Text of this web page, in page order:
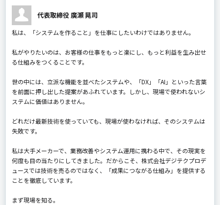
代表取締役 廣瀬 晃司
私は、「システムを作ること」を仕事にしたいわけではありません。
私がやりたいのは、お客様の仕事をもっと楽にし、もっと利益を生み出せ
る仕組みをつくることです。
世の中には、立派な機能を並べたシステムや、「DX」「AI」といった言葉
を前面に押し出した提案があふれています。しかし、現場で使われないシ
ステムに価値はありません。
どれだけ最新技術を使っていても、現場が使わなければ、そのシステムは
失敗です。
私は大手メーカーで、業務改善やシステム運用に携わる中で、その現実を
何度も目の当たりにしてきました。だからこそ、株式会社デジテクプロデ
ュースでは技術を売るのではなく、「成果につながる仕組み」を提供する
ことを徹底しています。
まず現場を知る。